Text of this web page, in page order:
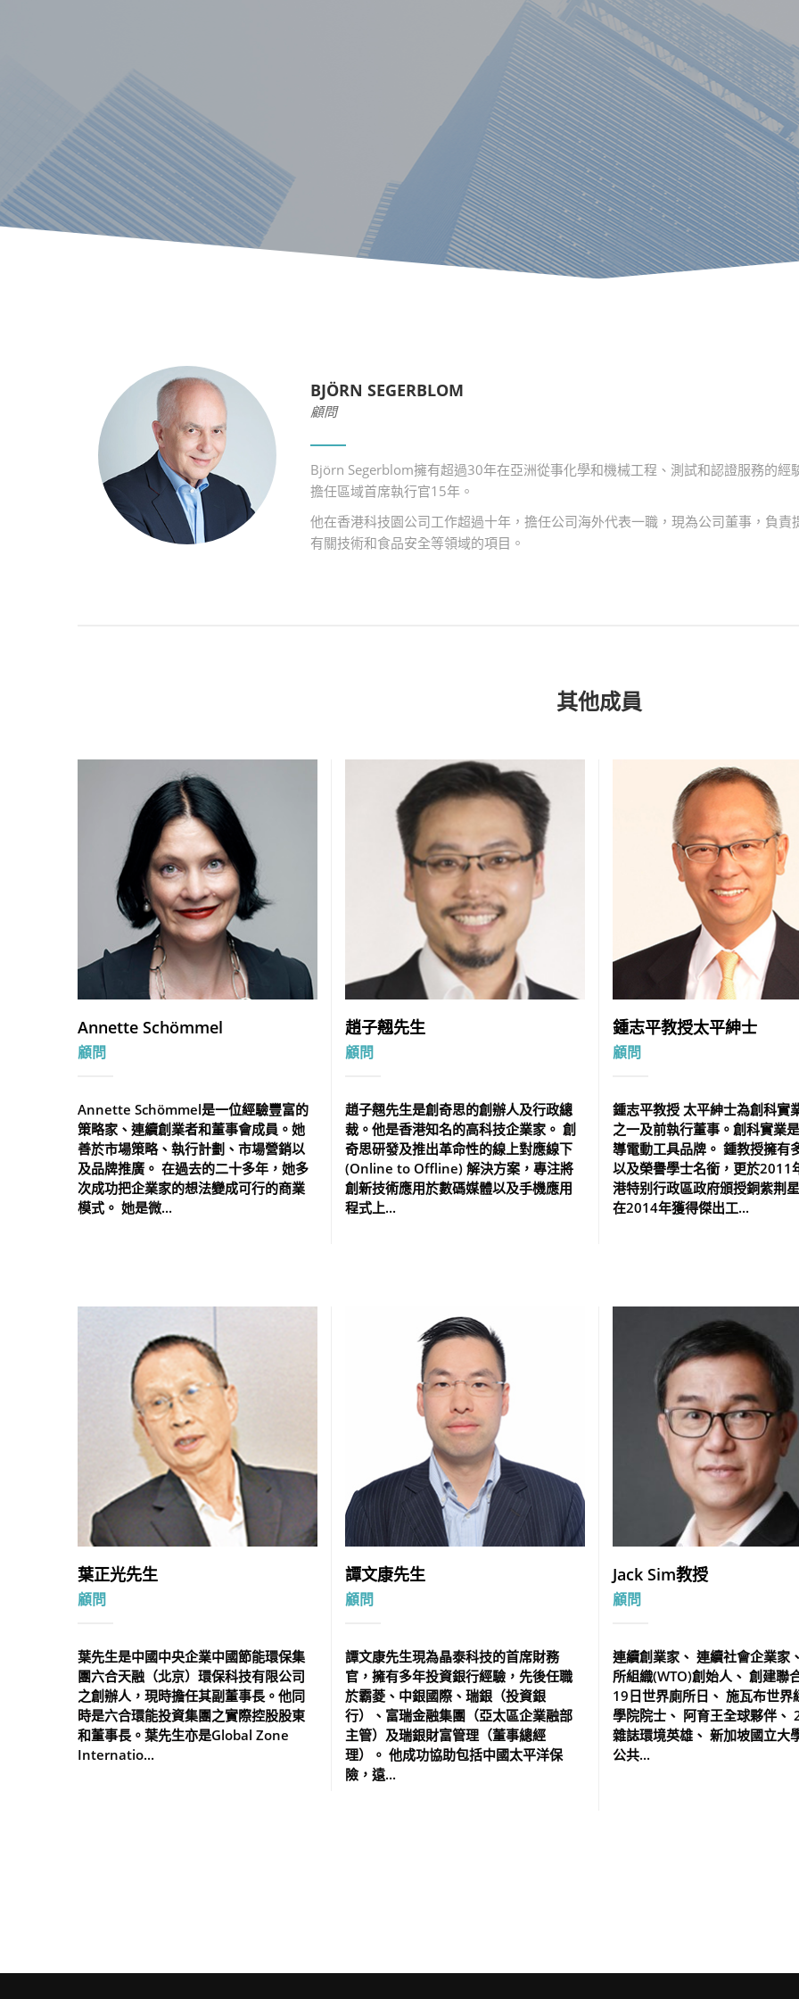
BJÖRN SEGERBLOM
顧問
Björn Segerblom擁有超過30年在亞洲從事化學和機械工程、測試和認證服務的經
擔任區域首席執行官15年。
他在香港科技園公司工作超過十年，擔任公司海外代表一職，現為公司董事，負責
有關技術和食品安全等領域的項目。
其他成員
Annette Schömmel
顧問
Annette Schömmel是一位經驗豐富的
策略家、連續創業者和董事會成員。她
善於市場策略、執行計劃、市場營銷以
及品牌推廣。 在過去的二十多年，她多
次成功把企業家的想法變成可行的商業
模式。 她是微...
趙子翹先生
顧問
趙子翹先生是創奇思的創辦人及行政總
裁。他是香港知名的高科技企業家。 創
奇思研發及推出革命性的線上對應線下
(Online to Offline) 解決方案，專注將
創新技術應用於數碼媒體以及手機應用
程式上...
鍾志平教授太平紳士
顧問
鍾志平教授 太平紳士為創科實
之一及前執行董事。創科實業
導電動工具品牌。 鍾教授擁有
以及榮譽學士名銜，更於2011
港特别行政區政府頒授銅紫荆
在2014年獲得傑出工...
葉正光先生
顧問
葉先生是中國中央企業中國節能環保集
團六合天融（北京）環保科技有限公司
之創辦人，現時擔任其副董事長。他同
時是六合環能投資集團之實際控股股東
和董事長。葉先生亦是Global Zone
Internatio...
譚文康先生
顧問
譚文康先生現為晶泰科技的首席財務
官，擁有多年投資銀行經驗，先後任職
於霸菱、中銀國際、瑞銀（投資銀
行）、富瑞金融集團（亞太區企業融部
主管）及瑞銀財富管理（董事總經
理）。 他成功協助包括中國太平洋保
險，遠...
Jack Sim教授
顧問
連續創業家、 連續社會企業家
所組織(WTO)創始人、 創建聯
19日世界廁所日、 施瓦布世界
學院院士、 阿育王全球夥伴、
雜誌環境英雄、 新加坡國立大
公共...